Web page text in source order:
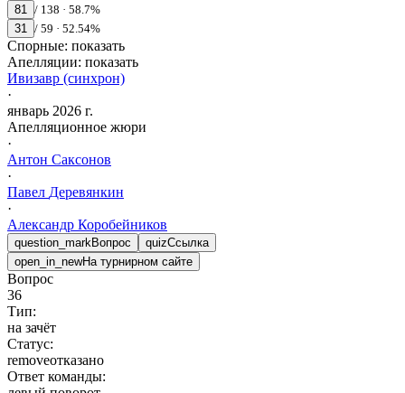
81 / 138 · 58.7%
31 / 59 · 52.54%
Спорные: показать
Апелляции: показать
Ивизавр (синхрон)
·
январь 2026 г.
Апелляционное жюри
·
Антон Саксонов
·
Павел Деревянкин
·
Александр Коробейников
question_markВопрос quizСсылка
open_in_newНа турнирном сайте
Вопрос
36
Тип:
на зачёт
Статус:
removeотказано
Ответ команды: